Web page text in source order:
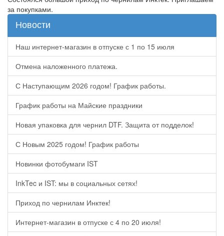
за покупками.
Новости
Наш интернет-магазин в отпуске с 1 по 15 июля
Отмена наложенного платежа.
С Наступающим 2026 годом! График работы.
График работы на Майские праздники
Новая упаковка для чернил DTF. Защита от подделок!
С Новым 2025 годом! График работы
Новинки фотобумаги IST
InkTec и IST: мы в социальных сетях!
Приход по чернилам Инктек!
Интернет-магазин в отпуске с 4 по 20 июля!